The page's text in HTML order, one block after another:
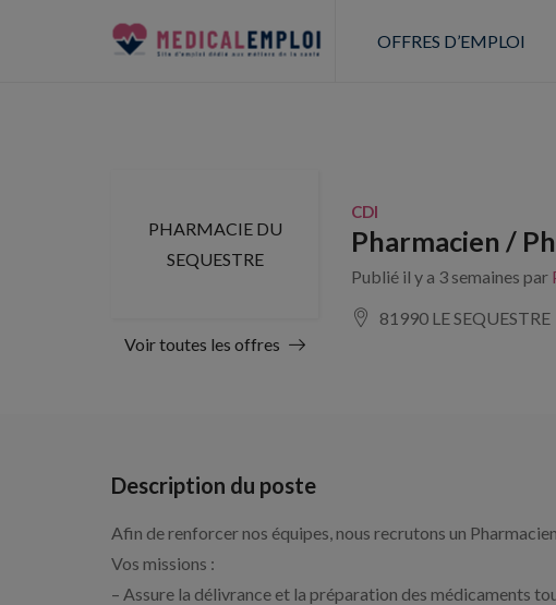
OFFRES D’EMPLOI
PHARMACIE DU
SEQUESTRE
Voir toutes les offres
CDI
Pharmacien /
Publié il y a 3 semaines par
81990 LE SEQUESTRE
Description du poste
Afin de renforcer nos équipes, nous recrutons un
Vos missions :
– Assure la délivrance et la préparation des médicaments